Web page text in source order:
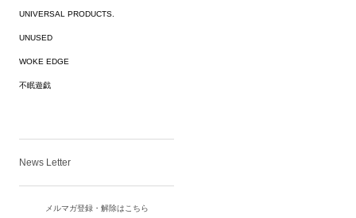
UNIVERSAL PRODUCTS.
UNUSED
WOKE EDGE
不眠遊戯
News Letter
メルマガ登録・解除はこちら